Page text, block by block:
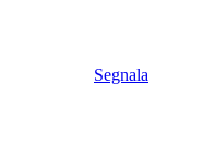
Segnala